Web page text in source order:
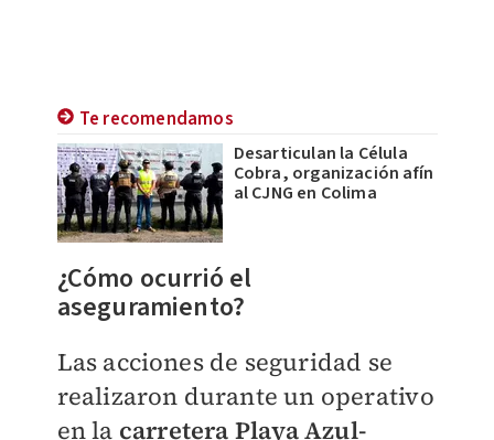
Te recomendamos
Desarticulan la Célula
Cobra, organización afín
al CJNG en Colima
¿Cómo ocurrió el
aseguramiento?
Las acciones de seguridad se
realizaron durante un operativo
en la carretera Playa Azul-